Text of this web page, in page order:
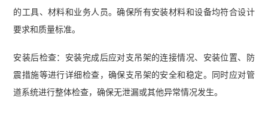
的工具、材料和业务人员。确保所有安装材料和设备均符合设计
要求和质量标准。
安装后检查：安装完成后应对支吊架的连接情况、安装位置、防
震措施等进行详细检查，确保支吊架的安全和稳定。同时应对管
道系统进行整体检查，确保无泄漏或其他异常情况发生。